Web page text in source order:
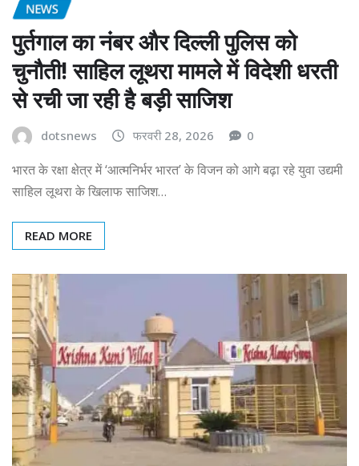
NEWS
पुर्तगाल का नंबर और दिल्ली पुलिस को
चुनौती! साहिल लूथरा मामले में विदेशी धरती
से रची जा रही है बड़ी साजिश
dotsnews फरवरी 28, 2026 0
भारत के रक्षा क्षेत्र में ‘आत्मनिर्भर भारत’ के विजन को आगे बढ़ा रहे युवा उद्यमी
साहिल लूथरा के खिलाफ साजिश…
READ MORE